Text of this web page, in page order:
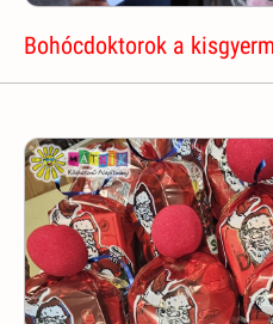
Bohócdoktorok a